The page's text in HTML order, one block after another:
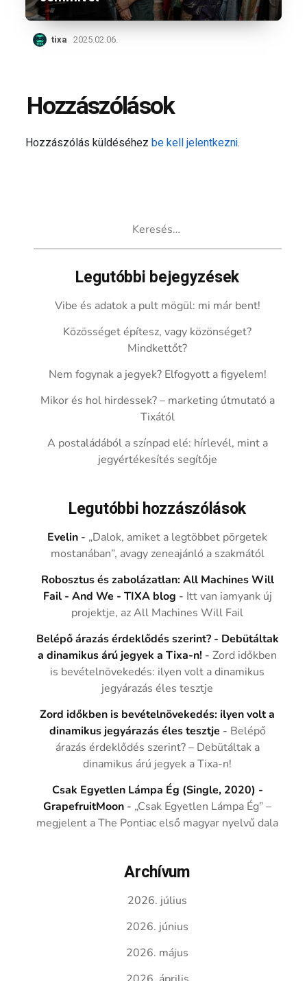
tixa 2025.02.06.
Hozzászólások
Hozzászólás küldéséhezbe kell jelentkezni.
Legutóbbi bejegyzések
Vibe és adatok a pult mögül: mi már bent!
Közösséget építesz, vagy közönséget?
Mindkettőt?
Nem fogynak a jegyek? Elfogyott a figyelem!
Mikor és hol hirdessek? – marketing útmutató a
Tixától
A postaládából a színpad elé: hírlevél, mint a
jegyértékesítés segítője
Legutóbbi hozzászólások
Evelin - „Dalok, amiket a legtöbbet pörgetek
mostanában”, avagy zeneajánló a szakmától
Robosztus és zabolázatlan: All Machines Will
Fail - And We - TIXA blog - Itt van iamyank új
projektje, az All Machines Will Fail
Belépő árazás érdeklődés szerint? - Debütáltak
a dinamikus árú jegyek a Tixa-n! -Zord időkben
is bevételnövekedés: ilyen volt a dinamikus
jegyárazás éles tesztje
Zord időkben is bevételnövekedés: ilyen volt a
dinamikus jegyárazás éles tesztje - Belépő
árazás érdeklődés szerint? – Debütáltak a
dinamikus árú jegyek a Tixa-n!
Csak Egyetlen Lámpa Ég (Single, 2020) -
GrapefruitMoon - „Csak Egyetlen Lámpa Ég” –
megjelent a The Pontiac első magyar nyelvű dala
Archívum
2026. július
2026. június
2026. május